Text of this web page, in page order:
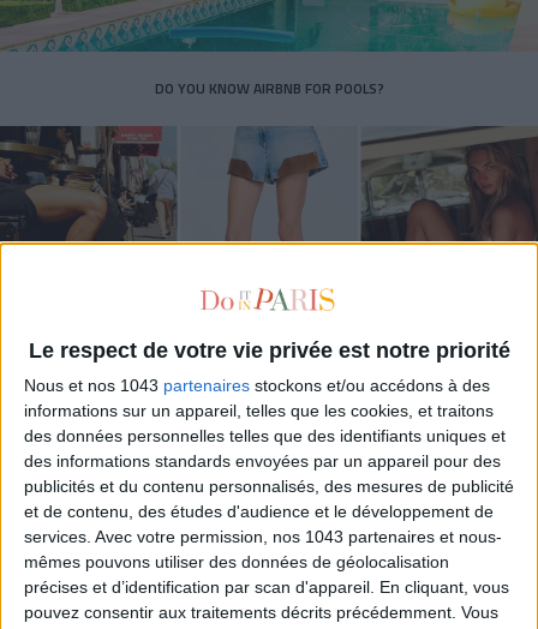
Le respect de votre vie privée est notre priorité
Nous et nos 1043 partenaires stockons et/ou accédons à des
informations sur un appareil, telles que les cookies, et traitons
des données personnelles telles que des identifiants uniques et
des informations standards envoyées par un appareil pour des
publicités et du contenu personnalisés, des mesures de publicité
et de contenu, des études d'audience et le développement de
services. Avec votre permission, nos 1043 partenaires et nous-
mêmes pouvons utiliser des données de géolocalisation
précises et d’identification par scan d'appareil. En cliquant, vous
pouvez consentir aux traitements décrits précédemment. Vous
DO YOU KNOW AIRBNB FOR POOLS?
THE SUMMER’S HOTTEST SNEAKERS